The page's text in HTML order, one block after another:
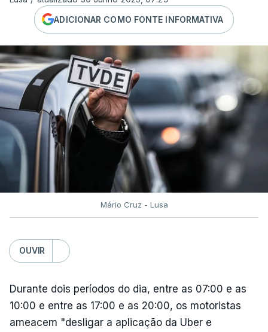
ADICIONAR COMO FONTE INFORMATIVA
Mário Cruz - Lusa
OUVIR
Durante dois períodos do dia, entre as 07:00 e as
10:00 e entre as 17:00 e as 20:00, os motoristas
ameacem "desligar a aplicação da Uber e